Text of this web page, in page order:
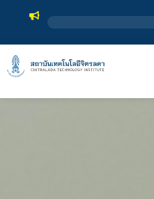
สถาบันเทคโนโลยีจิต